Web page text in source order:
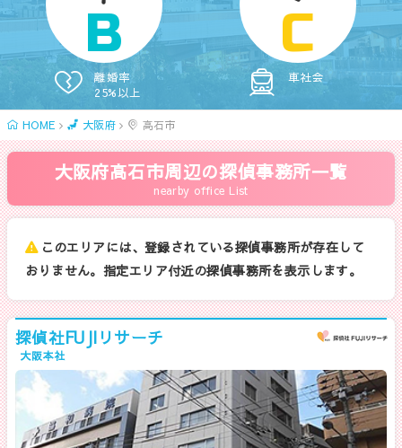
B
離婚率
25%以上
C
車社会
HOME 大阪府 高石市
大阪府高石市周辺の探偵事務所一覧
nearby office List
このエリアには、登録されている探偵事務所が存在して
おりません。指定エリア付近の探偵事務所を表示します。
探偵社FUJIリサーチ
大阪本社